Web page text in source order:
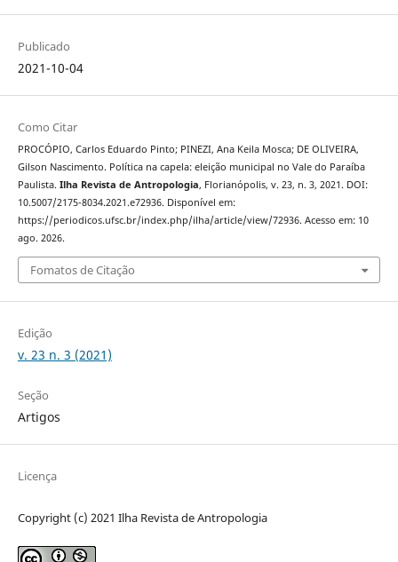
Publicado
2021-10-04
Como Citar
PROCÓPIO, Carlos Eduardo Pinto; PINEZI, Ana Keila Mosca; DE OLIVEIRA,
Gilson Nascimento. Política na capela: eleição municipal no Vale do Paraíba
Paulista. Ilha Revista de Antropologia, Florianópolis, v. 23, n. 3, 2021. DOI:
10.5007/2175-8034.2021.e72936. Disponível em:
https://periodicos.ufsc.br/index.php/ilha/article/view/72936. Acesso em: 10
ago. 2026.
Fomatos de Citação
Edição
v. 23 n. 3 (2021)
Seção
Artigos
Licença
Copyright (c) 2021 Ilha Revista de Antropologia